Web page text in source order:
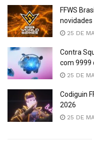
FFWS
25 DE
Contra
com 9999
25 DE
Codiguin
2026
25 DE